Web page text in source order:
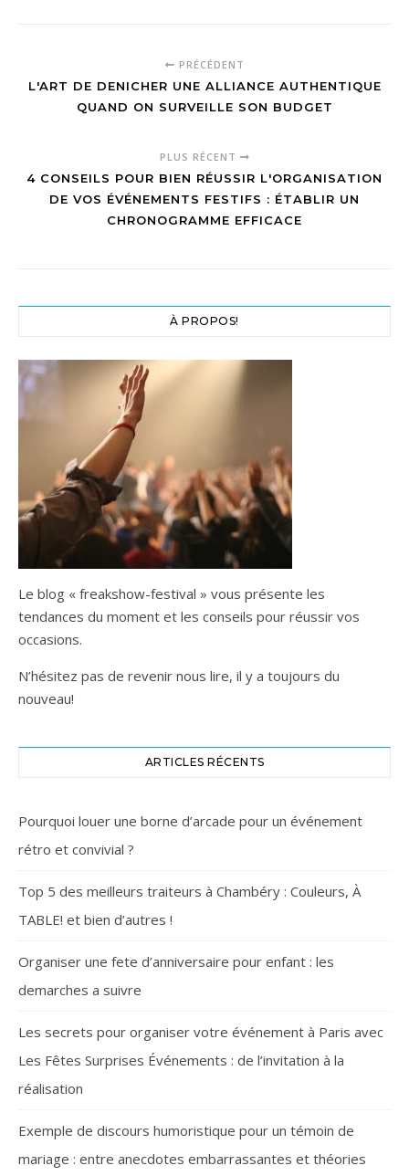
PRÉCÉDENT
L'ART DE DENICHER UNE ALLIANCE AUTHENTIQUE
QUAND ON SURVEILLE SON BUDGET
PLUS RÉCENT
4 CONSEILS POUR BIEN RÉUSSIR L'ORGANISATION
DE VOS ÉVÉNEMENTS FESTIFS : ÉTABLIR UN
CHRONOGRAMME EFFICACE
À PROPOS!
Le blog « freakshow-festival » vous présente les
tendances du moment et les conseils pour réussir vos
occasions.
N’hésitez pas de revenir nous lire, il y a toujours du
nouveau!
ARTICLES RÉCENTS
Pourquoi louer une borne d’arcade pour un événement
rétro et convivial ?
Top 5 des meilleurs traiteurs à Chambéry : Couleurs, À
TABLE! et bien d’autres !
Organiser une fete d’anniversaire pour enfant : les
demarches a suivre
Les secrets pour organiser votre événement à Paris avec
Les Fêtes Surprises Événements : de l’invitation à la
réalisation
Exemple de discours humoristique pour un témoin de
mariage : entre anecdotes embarrassantes et théories